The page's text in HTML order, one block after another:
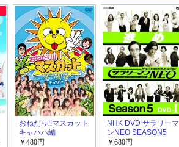
おねだり!!マスカット
キャハハ編
￥480円
NHK DVD サラリーマ
ンNEO SEASON5
DVD-1
￥680円